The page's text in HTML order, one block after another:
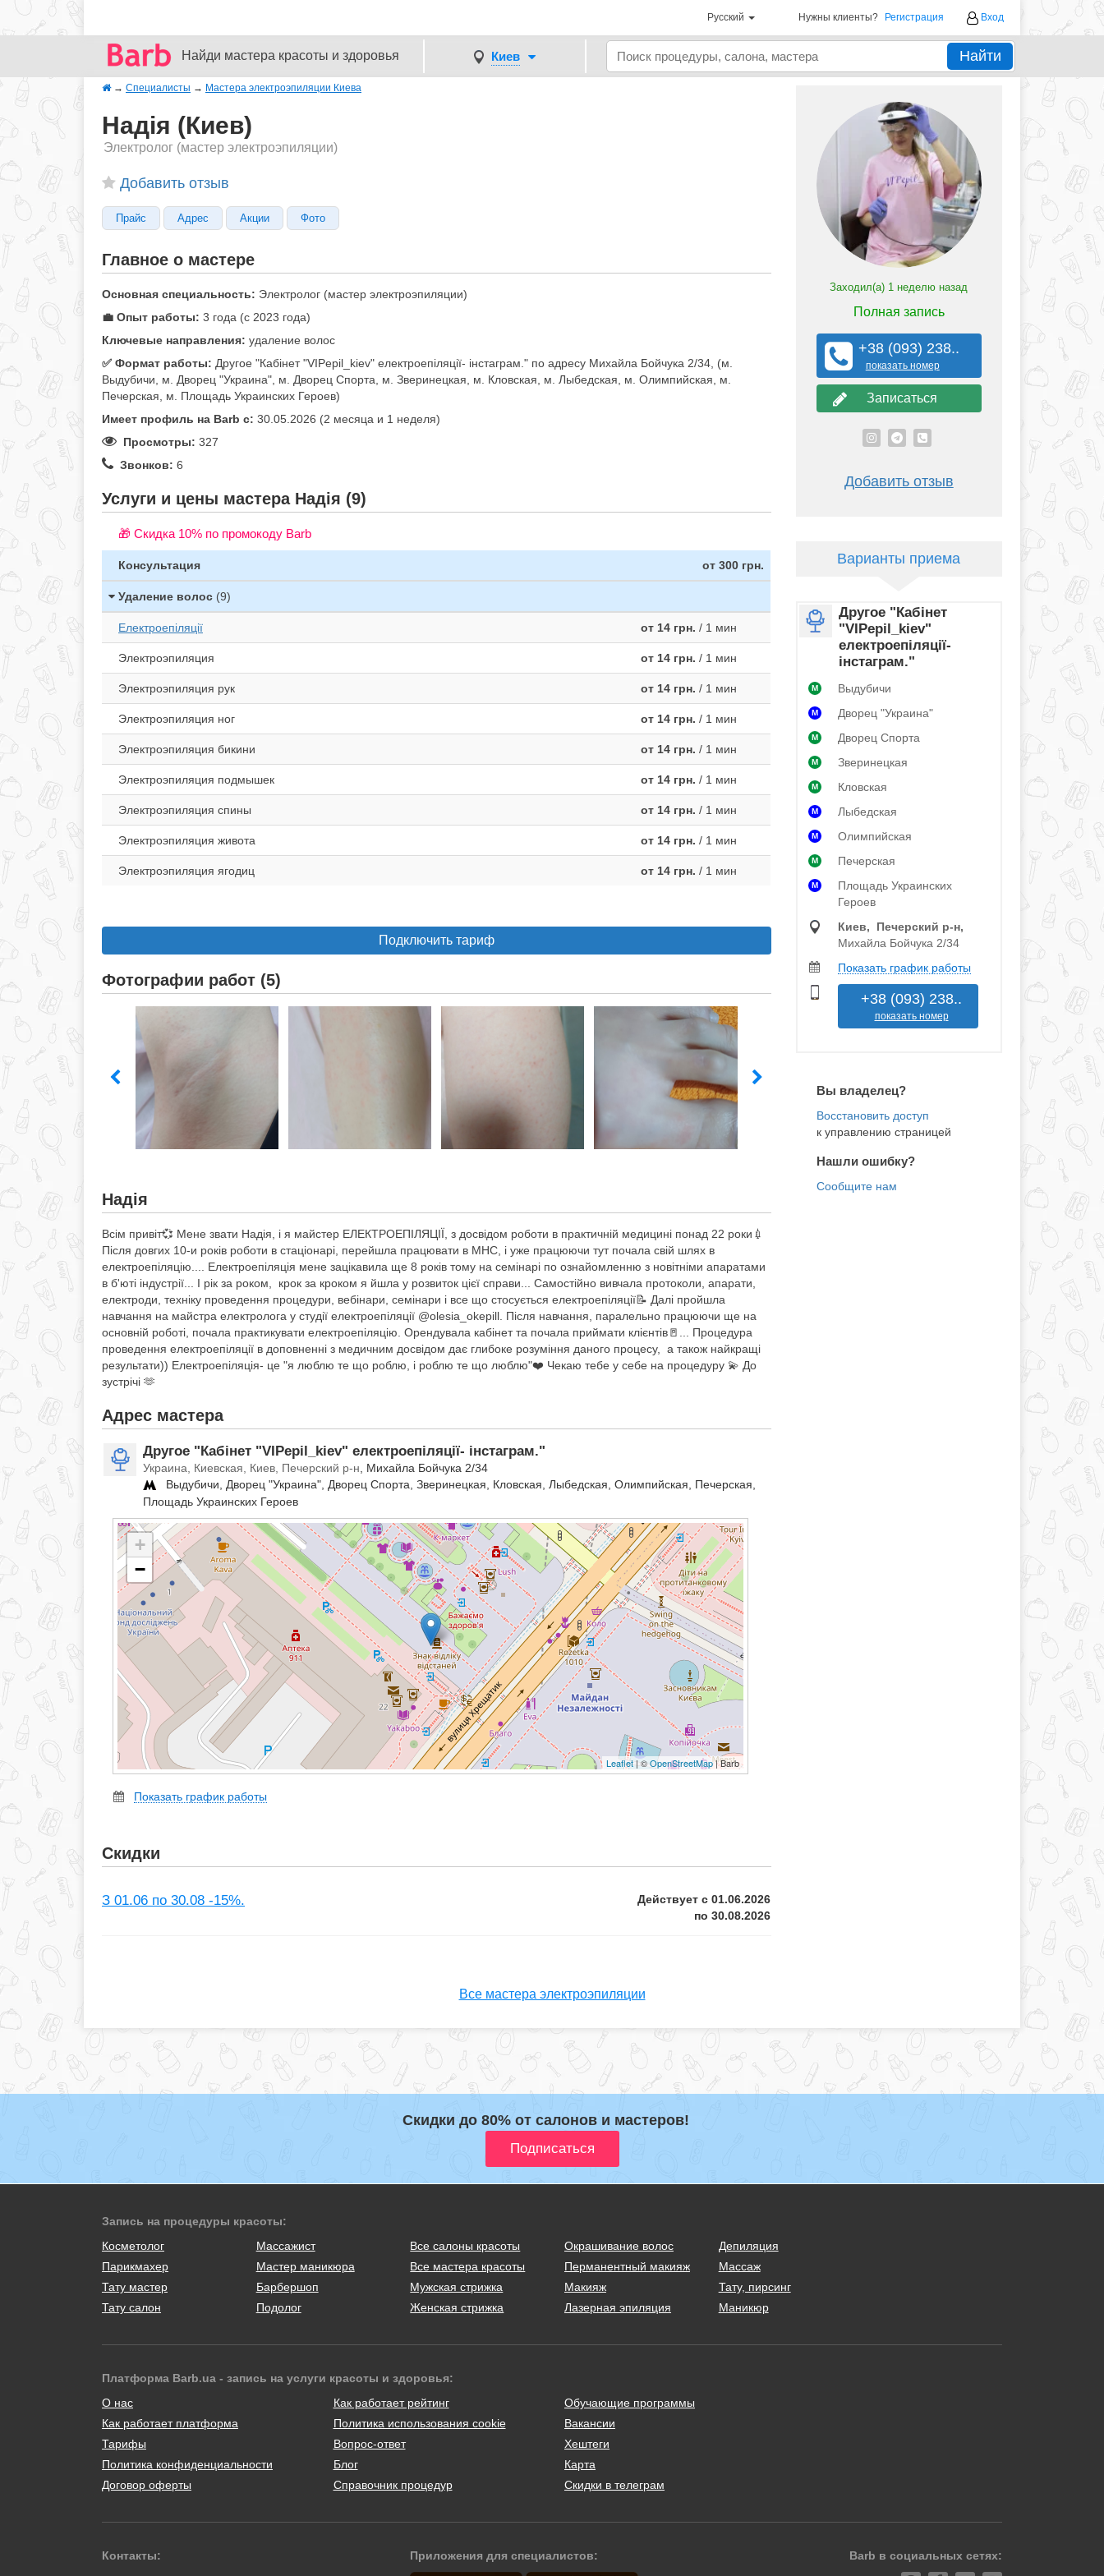
Русский Нужны клиенты? Регистрация Вход
Найди мастера красоты и здоровья Киев Найти
→ Специалисты → Мастера электроэпиляции Киева
Надія (Киев)
Электролог (мастер электроэпиляции)
Добавить отзыв
Прайс Адрес Акции Фото
Главное о мастере
Основная специальность: Электролог (мастер электроэпиляции)
💼 Опыт работы: 3 года (с 2023 года)
Ключевые направления: удаление волос
✅️ Формат работы: Другое "Кабінет "VIPepil_kiev" електроепіляції- інстаграм." по адресу Михайла Бойчука 2/34, (м.
Выдубичи, м. Дворец "Украина", м. Дворец Спорта, м. Зверинецкая, м. Кловская, м. Лыбедская, м. Олимпийская, м.
Печерская, м. Площадь Украинских Героев)
Имеет профиль на Barb c: 30.05.2026 (2 месяца и 1 неделя)
Просмотры: 327
Звонков: 6
Услуги и цены мастера Надія (9)
🎁 Cкидка 10% по промокоду Barb
Консультация от 300 грн.
Удаление волос (9)
Електроепіляції от 14 грн. / 1 мин
Электроэпиляция от 14 грн. / 1 мин
Электроэпиляция рук от 14 грн. / 1 мин
Электроэпиляция ног от 14 грн. / 1 мин
Электроэпиляция бикини от 14 грн. / 1 мин
Электроэпиляция подмышек от 14 грн. / 1 мин
Электроэпиляция спины от 14 грн. / 1 мин
Электроэпиляция живота от 14 грн. / 1 мин
Электроэпиляция ягодиц от 14 грн. / 1 мин
Подключить тариф
Фотографии работ (5)
Надія
Всім привіт💞 Мене звати Надія, і я майстер ЕЛЕКТРОЕПІЛЯЦІЇ, з досвідом роботи в практичній медицині понад 22 роки💉
Після довгих 10-и років роботи в стаціонарі, перейшла працювати в МНС, і уже працюючи тут почала свій шлях в
електроепіляцію.... Електроепіляція мене зацікавила ще 8 років тому на семінарі по ознайомленню з новітніми апаратами
в б'юті індустрії... І рік за роком, крок за кроком я йшла у розвиток цієї справи... Самостійно вивчала протоколи, апарати,
електроди, техніку проведення процедури, вебінари, семінари і все що стосується електроепіляції📝 Далі пройшла
навчання на майстра електролога у студії електроепіляції @olesia_okepill. Після навчання, паралельно працюючи ще на
основній роботі, почала практикувати електроепіляцію. Орендувала кабінет та почала приймати клієнтів🚪... Процедура
проведення електроепіляції в доповненні з медичним досвідом дає глибоке розуміння даного процесу, а також найкращі
результати)) Електроепіляція- це "я люблю те що роблю, і роблю те що люблю"❤️ Чекаю тебе у себе на процедуру 💫 До
зустрічі 🫶
Адрес мастера
Другое "Кабінет "VIPepil_kiev" електроепіляції- інстаграм."
Украина, Киевская, Киев, Печерский р-н, Михайла Бойчука 2/34
Выдубичи, Дворец "Украина", Дворец Спорта, Зверинецкая, Кловская, Лыбедская, Олимпийская, Печерская,
Площадь Украинских Героев
+
−
Leaflet | ©OpenStreetMap| Barb
Показать график работы
Скидки
З 01.06 по 30.08 -15%.
Действует с 01.06.2026
по 30.08.2026
Заходил(а) 1 неделю назад
Полная запись
+38 (093) 238..
показать номер
Записаться
Добавить отзыв
Варианты приема
Другое "Кабінет
"VIPepil_kiev"
електроепіляції-
інстаграм."
M Выдубичи
M Дворец "Украина"
M Дворец Спорта
M Зверинецкая
M Кловская
M Лыбедская
M Олимпийская
M Печерская
M
Площадь Украинских
Героев
Киев, Печерский р‑н,
Михайла Бойчука 2/34
Показать график работы
+38 (093) 238..
показать номер
Вы владелец?
к управлению страницей
Нашли ошибку?
Все мастера электроэпиляции
Скидки до 80% от салонов и мастеров!
Запись на процедуры красоты:
Косметолог
Массажист
Парикмахер
Мастер маникюра
Тату мастер
Барбершоп
Тату салон
Подолог
Все салоны красоты
Все мастера красоты
Мужская стрижка
Женская стрижка
Окрашивание волос
Перманентный макияж
Макияж
Лазерная эпиляция
Депиляция
Массаж
Тату, пирсинг
Маникюр
Платформа Barb.ua - запись на услуги красоты и здоровья:
О нас
Как работает платформа
Тарифы
Политика конфиденциальности
Договор оферты
Как работает рейтинг
Политика использования cookie
Вопрос-ответ
Блог
Справочник процедур
Обучающие программы
Вакансии
Хештеги
Карта
Скидки в телеграм
Контакты:
Приложения для специалистов: Barb в социальных сетях: